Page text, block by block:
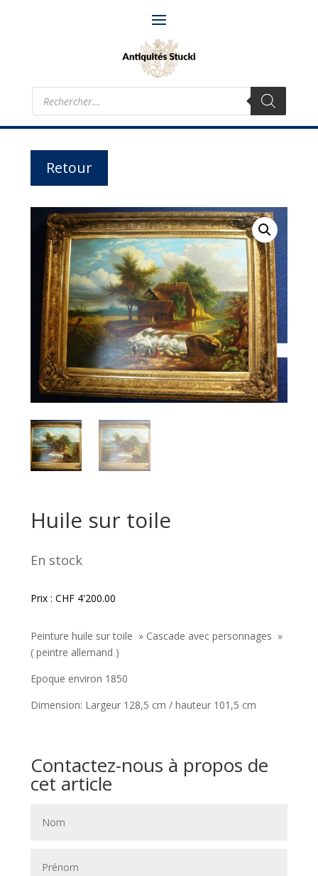
Recherche
produits
Retour
Huile sur toile
En stock
Prix : CHF4'200.00
Peinture huile sur toile » Cascade avec personnages »
( peintre allemand )
Epoque environ 1850
Dimension: Largeur 128,5 cm / hauteur 101,5 cm
Contactez-nous à propos de
cet article